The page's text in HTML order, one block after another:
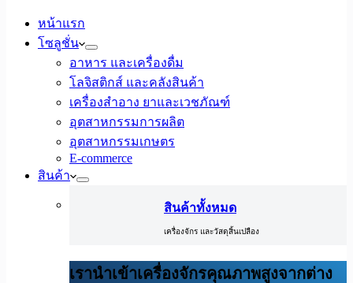
หน้าแรก
โซลูชั่น
อาหาร และเครื่องดื่ม
โลจิสติกส์ และคลังสินค้า
เครื่องสำอาง ยาและเวชภัณฑ์
อุตสาหกรรมการผลิต
อุตสาหกรรมเกษตร
E-commerce
สินค้า
สินค้าทั้งหมด
เครื่องจักร และวัสดุสิ้นเปลือง
เรานำเข้าเครื่องจักรคุณภาพสูงจากต่าง